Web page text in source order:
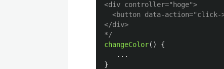
<div controller="hoge">
<button data-
</div>
*/
changeColor()
{
...
}